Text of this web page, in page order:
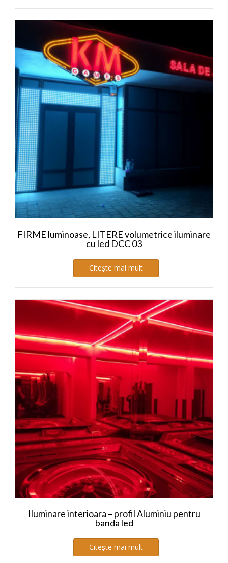
FIRME luminoase, LITERE volumetrice iluminare
cu led DCC 03
Citește mai mult
Iluminare interioara – profil Aluminiu pentru
banda led
Citește mai mult